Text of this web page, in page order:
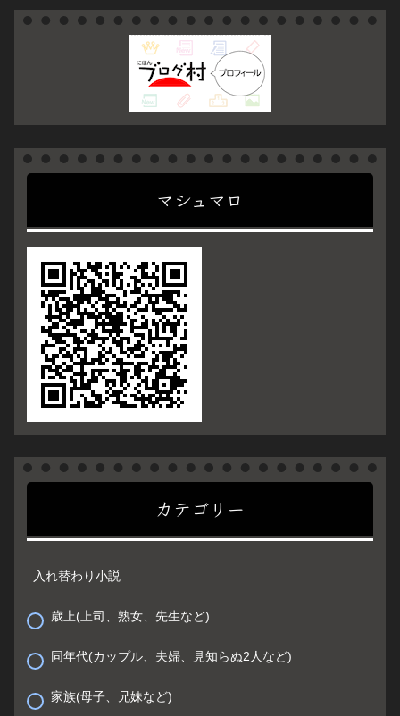
マシュマロ
カテゴリー
入れ替わり小説
歳上(上司、熟女、先生など)
同年代(カップル、夫婦、見知らぬ2人など)
家族(母子、兄妹など)